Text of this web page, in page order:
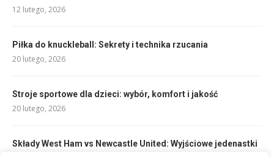
12 lutego, 2026
Piłka do knuckleball: Sekrety i technika rzucania
20 lutego, 2026
Stroje sportowe dla dzieci: wybór, komfort i jakość
20 lutego, 2026
Składy West Ham vs Newcastle United: Wyjściowe jedenastki